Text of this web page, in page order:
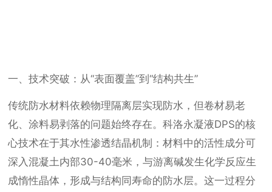
一、技术突破：从“表面覆盖”到“结构共生”
传统防水材料依赖物理隔离层实现防水，但卷材易老
化、涂料易剥落的问题始终存在。科洛永凝液DPS的核
心技术在于其水性渗透结晶机制：材料中的活性成分可
深入混凝土内部30-40毫米，与游离碱发生化学反应生
成惰性晶体，形成与结构同寿命的防水层。这一过程分